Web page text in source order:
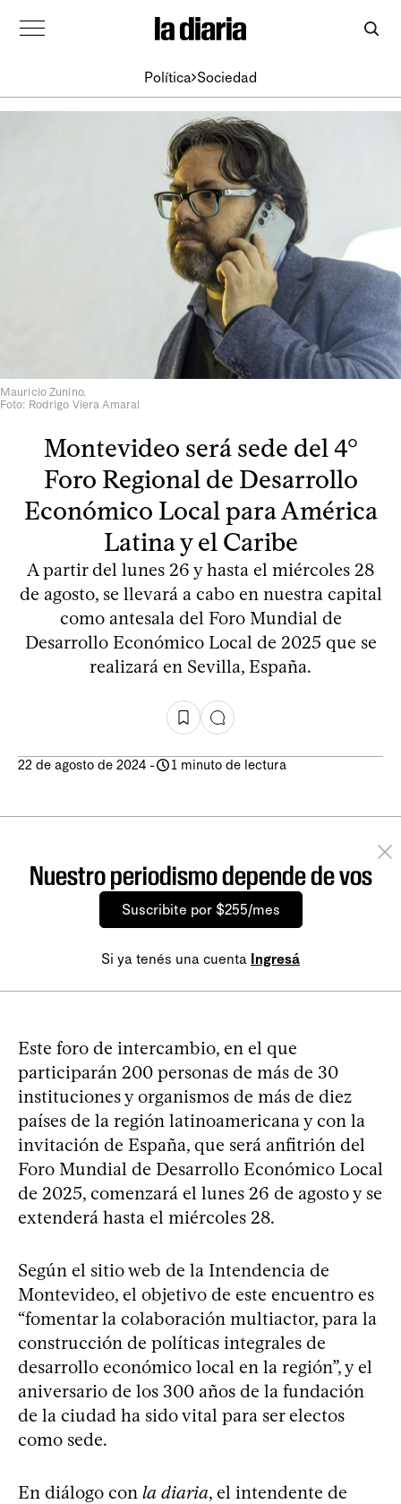
Política Sociedad
Mauricio Zunino.
Foto: Rodrigo Viera Amaral
Montevideo será sede del 4°
Foro Regional de Desarrollo
Económico Local para América
Latina y el Caribe
A partir del lunes 26 y hasta el miércoles 28
de agosto, se llevará a cabo en nuestra capital
como antesala del Foro Mundial de
Desarrollo Económico Local de 2025 que se
realizará en Sevilla, España.
22 de agosto de 2024 - 1 minuto de lectura
Nuestro periodismo depende de vos
Suscribite por $255/mes
Si ya tenés una cuenta Ingresá
Este foro de intercambio, en el que
participarán 200 personas de más de 30
instituciones y organismos de más de diez
países de la región latinoamericana y con la
invitación de España, que será anfitrión del
Foro Mundial de Desarrollo Económico Local
de 2025, comenzará el lunes 26 de agosto y se
extenderá hasta el miércoles 28.
Según el sitio web de la Intendencia de
Montevideo, el objetivo de este encuentro es
“fomentar la colaboración multiactor, para la
construcción de políticas integrales de
desarrollo económico local en la región”, y el
aniversario de los 300 años de la fundación
de la ciudad ha sido vital para ser electos
como sede.
En diálogo con la diaria, el intendente de